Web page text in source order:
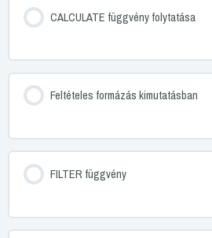
CALCULATE függvény folytatása
Feltételes formázás kimutatásban
FILTER függvény